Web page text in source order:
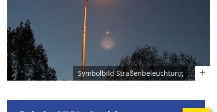
Symbolbild Straßenbeleuchtung